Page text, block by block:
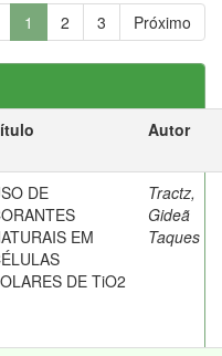
1 2 3 Próximo
Autor
DE
EM
DE TiO2
Tractz,
Gideã
Taques